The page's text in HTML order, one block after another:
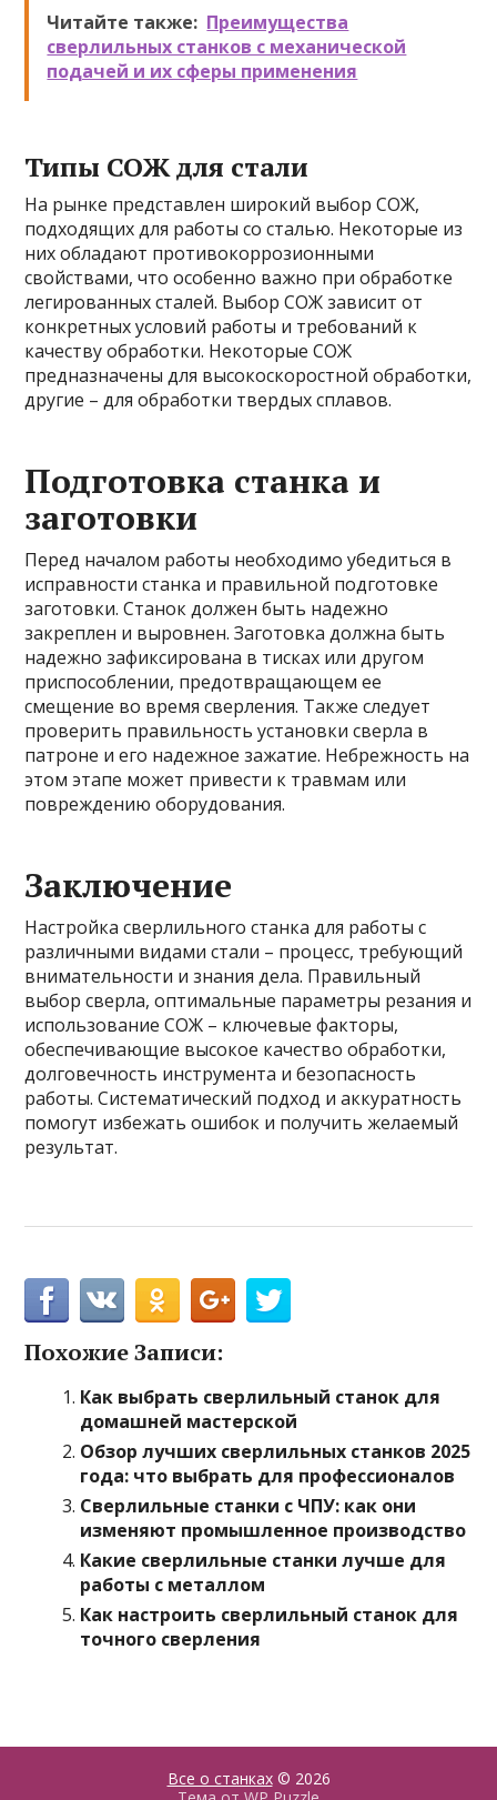
Читайте также: Преимущества
сверлильных станков с механической
подачей и их сферы применения
Типы СОЖ для стали
На рынке представлен широкий выбор СОЖ,
подходящих для работы со сталью. Некоторые из
них обладают противокоррозионными
свойствами, что особенно важно при обработке
легированных сталей. Выбор СОЖ зависит от
конкретных условий работы и требований к
качеству обработки. Некоторые СОЖ
предназначены для высокоскоростной обработки,
другие – для обработки твердых сплавов.
Подготовка станка и
заготовки
Перед началом работы необходимо убедиться в
исправности станка и правильной подготовке
заготовки. Станок должен быть надежно
закреплен и выровнен. Заготовка должна быть
надежно зафиксирована в тисках или другом
приспособлении, предотвращающем ее
смещение во время сверления. Также следует
проверить правильность установки сверла в
патроне и его надежное зажатие. Небрежность на
этом этапе может привести к травмам или
повреждению оборудования.
Заключение
Настройка сверлильного станка для работы с
различными видами стали – процесс, требующий
внимательности и знания дела. Правильный
выбор сверла, оптимальные параметры резания и
использование СОЖ – ключевые факторы,
обеспечивающие высокое качество обработки,
долговечность инструмента и безопасность
работы. Систематический подход и аккуратность
помогут избежать ошибок и получить желаемый
результат.
Похожие Записи:
Как выбрать сверлильный станок для
домашней мастерской
Обзор лучших сверлильных станков 2025
года: что выбрать для профессионалов
Сверлильные станки с ЧПУ: как они
изменяют промышленное производство
Какие сверлильные станки лучше для
работы с металлом
Как настроить сверлильный станок для
точного сверления
Все о станках© 2026